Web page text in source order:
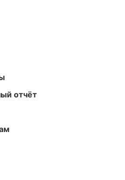
отчёт